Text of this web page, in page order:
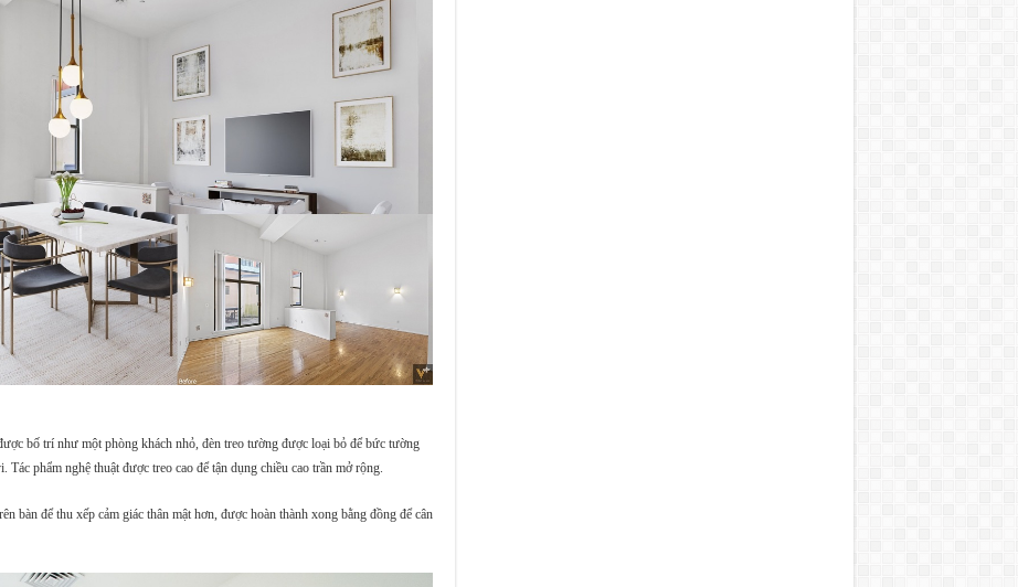
bố trí như một phòng khách nhỏ, đèn treo tường được loại bỏ để bức tường
phẩm nghệ thuật được treo cao để tận dụng chiều cao trần mở rộng.
bàn để thu xếp cảm giác thân mật hơn, được hoàn thành xong bằng đồng để cân